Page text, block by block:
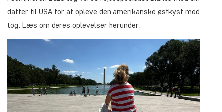
datter til USA for at opleve den amerikanske østkyst med
tog. Læs om deres oplevelser herunder.